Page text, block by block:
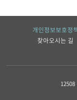
개인정보보호정
찾아오시는 길
12508